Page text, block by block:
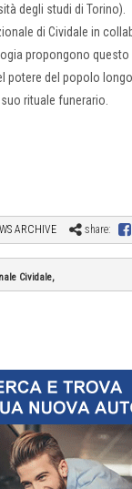
degli studi di Torino).
di Cividale in
propongono
potere del popolo
rituale funerario.
ARCHIVE share:
Cividale,